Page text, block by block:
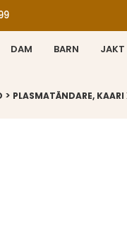
DAM BARN JAKT
> PLASMATÄNDARE,